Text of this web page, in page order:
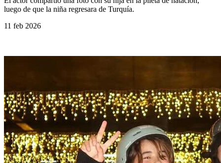
luego de que la niña regresara de Turquía.
11 feb 2026